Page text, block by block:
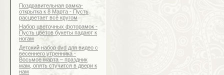
Поздравительная рамка-
открытка к 8 Марта - Пусть
расцветает всё кругом
Набор цветочных фоторамок -
Пусть цветов букеты падают к
ногам
Детский набор dvd для видео с
весеннего утренника -
Восьмое марта – праздник
мам, опять стучится в двери к
нам